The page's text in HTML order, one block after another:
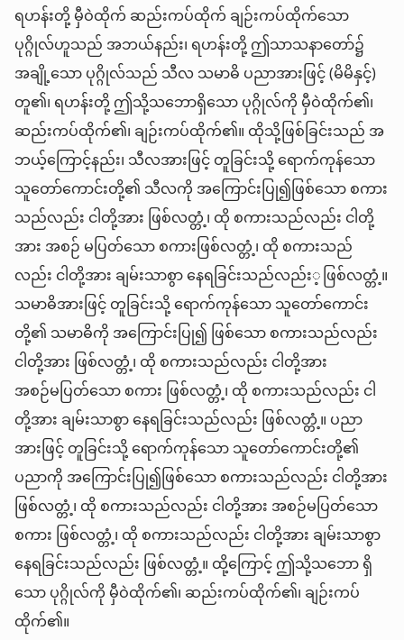
ရဟန်းတို့ မှီဝဲထိုက် ဆည်းကပ်ထိုက် ချဉ်းကပ်ထိုက်သော
ပုဂ္ဂိုလ်ဟူသည် အဘယ်နည်း၊ ရဟန်းတို့ ဤသာသနာတော်၌
အချို့သော ပုဂ္ဂိုလ်သည် သီလ သမာဓိ ပညာအားဖြင့် (မိမိနှင့်)
တူ၏၊ ရဟန်းတို့ ဤသို့သဘောရှိသော ပုဂ္ဂိုလ်ကို မှီဝဲထိုက်၏၊
ဆည်းကပ်ထိုက်၏၊ ချဉ်းကပ်ထိုက်၏။ ထိုသို့ဖြစ်ခြင်းသည် အ
ဘယ့်ကြောင့်နည်း၊ သီလအားဖြင့် တူခြင်းသို့ ရောက်ကုန်သော
သူတော်ကောင်းတို့၏ သီလကို အကြောင်းပြု၍ဖြစ်သော စကား
သည်လည်း ငါတို့အား ဖြစ်လတ္တံ့၊ ထို စကားသည်လည်း ငါတို့
အား အစဉ် မပြတ်သော စကားဖြစ်လတ္တံ့၊ ထို စကားသည်
လည်း ငါတို့အား ချမ်းသာစွာ နေရခြင်းသည်လည်း့ဖြစ်လတ္တံ့။
သမာဓိအားဖြင့် တူခြင်းသို့ ရောက်ကုန်သော သူတော်ကောင်း
တို့၏ သမာဓိကို အကြောင်းပြု၍ ဖြစ်သော စကားသည်လည်း
ငါတို့အား ဖြစ်လတ္တံ့၊ ထို စကားသည်လည်း ငါတို့အား
အစဉ်မပြတ်သော စကား ဖြစ်လတ္တံ့၊ ထို စကားသည်လည်း ငါ
တို့အား ချမ်းသာစွာ နေရခြင်းသည်လည်း ဖြစ်လတ္တံ့။ ပညာ
အားဖြင့် တူခြင်းသို့ ရောက်ကုန်သော သူတော်ကောင်းတို့၏
ပညာကို အကြောင်းပြု၍ဖြစ်သော စကားသည်လည်း ငါတို့အား
ဖြစ်လတ္တံ့၊ ထို စကားသည်လည်း ငါတို့အား အစဉ်မပြတ်သော
စကား ဖြစ်လတ္တံ့၊ ထို စကားသည်လည်း ငါတို့အား ချမ်းသာစွာ
နေရခြင်းသည်လည်း ဖြစ်လတ္တံ့။ ထို့ကြောင့် ဤသို့သဘော ရှိ
သော ပုဂ္ဂိုလ်ကို မှီဝဲထိုက်၏၊ ဆည်းကပ်ထိုက်၏၊ ချဉ်းကပ်
ထိုက်၏။